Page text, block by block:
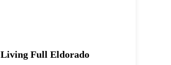
Living Full Eldorado